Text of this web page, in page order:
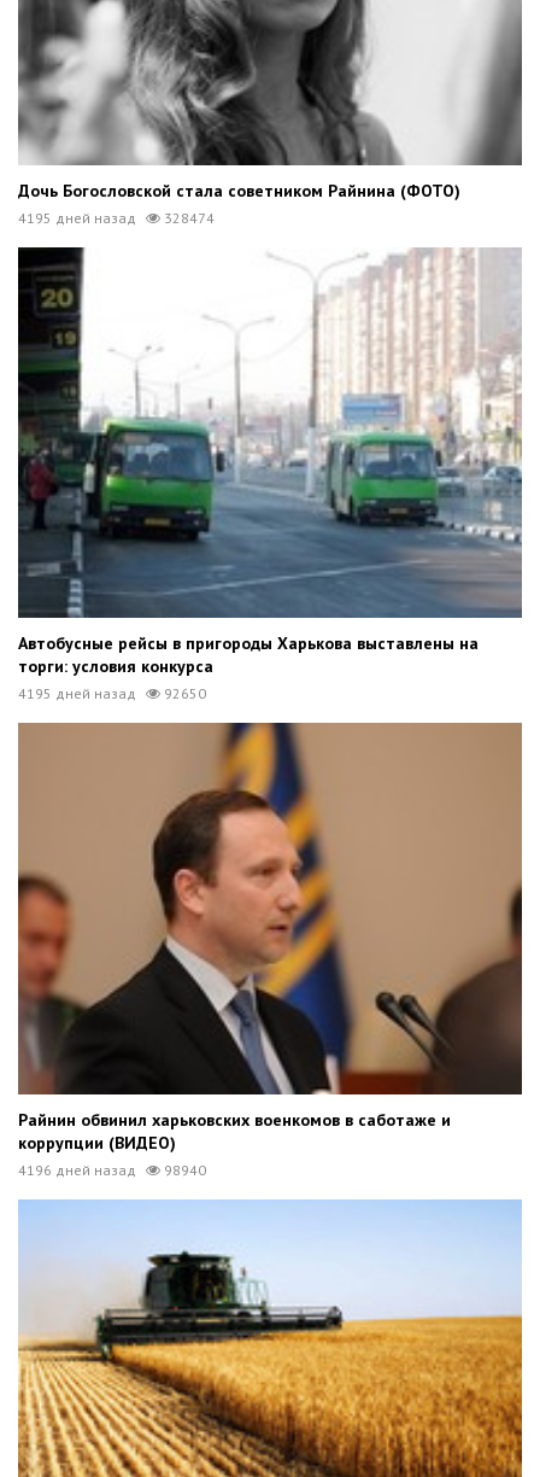
Дочь Богословской стала советником Райнина (ФОТО)
4195 дней назад 328474
Автобусные рейсы в пригороды Харькова выставлены на
торги: условия конкурса
4195 дней назад 92650
Райнин обвинил харьковских военкомов в саботаже и
коррупции (ВИДЕО)
4196 дней назад 98940